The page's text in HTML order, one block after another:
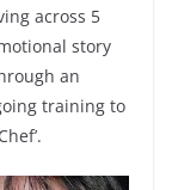
across 5
story
an
training to